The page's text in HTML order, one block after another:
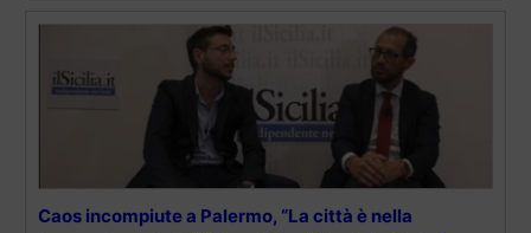
Caos incompiute a Palermo, “La città è nella